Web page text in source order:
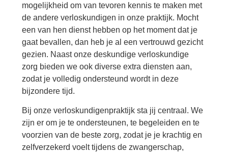
mogelijkheid om van tevoren kennis te maken met
de andere verloskundigen in onze praktijk. Mocht
een van hen dienst hebben op het moment dat je
gaat bevallen, dan heb je al een vertrouwd gezicht
gezien. Naast onze deskundige verloskundige
zorg bieden we ook diverse extra diensten aan,
zodat je volledig ondersteund wordt in deze
bijzondere tijd.
Bij onze verloskundigenpraktijk sta jij centraal. We
zijn er om je te ondersteunen, te begeleiden en te
voorzien van de beste zorg, zodat je je krachtig en
zelfverzekerd voelt tijdens de zwangerschap,